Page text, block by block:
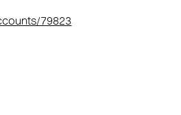
79823